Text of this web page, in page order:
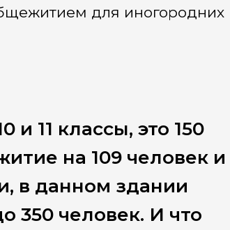
для иногородних
11 классы, это 150
на 109 человек и
в данном здании
350 человек. И что